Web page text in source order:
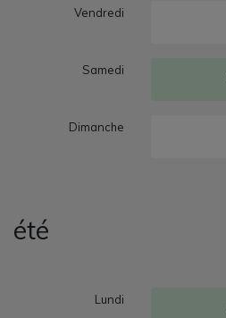
Vendredi
Samedi
Dimanche
été
Lundi